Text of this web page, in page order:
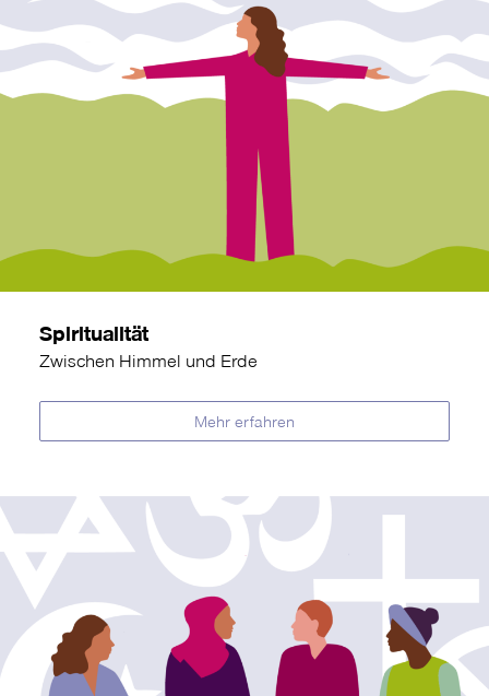
Spiritualität
Zwischen Himmel und Erde
Mehr erfahren